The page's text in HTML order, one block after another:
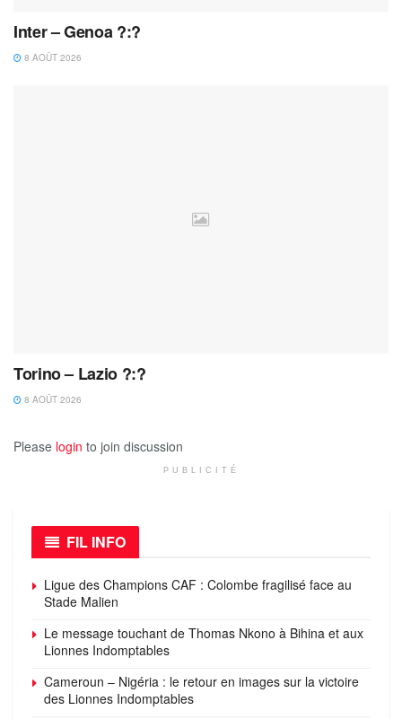
Inter – Genoa ?:?
8 AOÛT 2026
Torino – Lazio ?:?
8 AOÛT 2026
Please login to join discussion
PUBLICITÉ
FIL INFO
Ligue des Champions CAF : Colombe fragilisé face au
Stade Malien
Le message touchant de Thomas Nkono à Bihina et aux
Lionnes Indomptables
Cameroun – Nigéria : le retour en images sur la victoire
des Lionnes Indomptables